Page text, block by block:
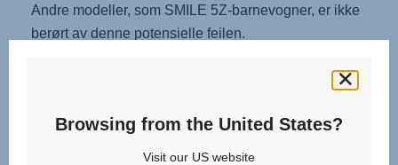
Andre modeller, som SMILE 5Z-barnevogner, er ikke
berørt av denne potensielle feilen.
Hva skal du gjøre hvis du eier en SMILE III eller
Browsing from the United States?
Visit our US website